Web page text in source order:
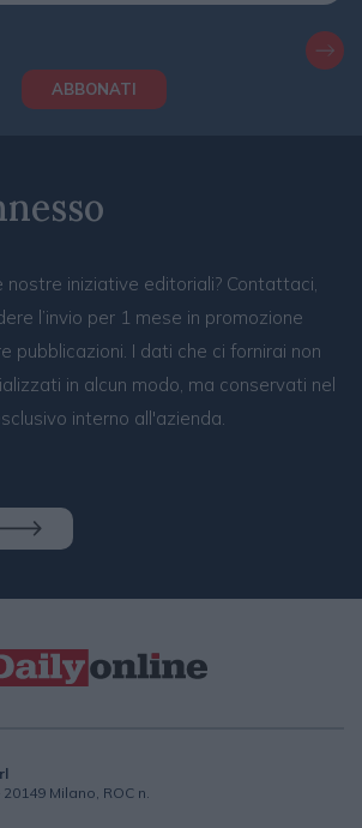
ABBONATI
iniziative editoriali? Contattaci,
l’invio per 1 mese in promozione
pubblicazioni. I dati che ci fornirai non
in alcun modo, ma conservati nel
interno all'azienda.
Milano, ROC n.